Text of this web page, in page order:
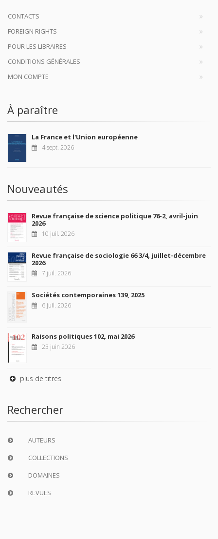
CONTACTS
FOREIGN RIGHTS
POUR LES LIBRAIRES
CONDITIONS GÉNÉRALES
MON COMPTE
À paraître
La France et l'Union européenne
4 sept. 2026
Nouveautés
Revue française de science politique 76-2, avril-juin
2026
10 juil. 2026
Revue française de sociologie 66 3/4, juillet-décembre
2026
7 juil. 2026
Sociétés contemporaines 139, 2025
6 juil. 2026
Raisons politiques 102, mai 2026
23 juin 2026
plus de titres
Rechercher
AUTEURS
COLLECTIONS
DOMAINES
REVUES